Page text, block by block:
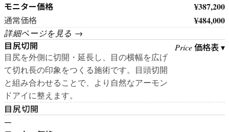
モニター価格 ¥387,200
通常価格 ¥484,000
詳細ページを見る →
目尻切開
目尻を外側に切開・延長し、目の横幅を広げ
て切れ長の印象をつくる施術です。目頭切開
と組み合わせることで、より自然なアーモン
ドアイに整えます。
Price価格表 ▾
目尻切開
—